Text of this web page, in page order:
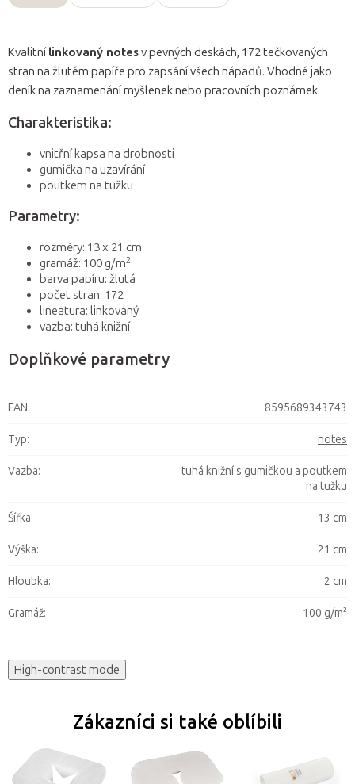
Kvalitní linkovaný notesv pevných deskách, 172 tečkovaných
stran na žlutém papíře pro zapsání všech nápadů. Vhodné jako
deník na zaznamenání myšlenek nebo pracovních poznámek.
Charakteristika:
vnitřní kapsa na drobnosti
gumička na uzavírání
poutkem na tužku
Parametry:
rozměry: 13 x 21 cm
gramáž: 100 g/m2
barva papíru: žlutá
počet stran: 172
lineatura: linkovaný
vazba: tuhá knižní
Doplňkové parametry
EAN: 8595689343743
Typ: notes
Vazba:
tuhá knižní s gumičkou a poutkem
na tužku
Šířka: 13 cm
Výška: 21 cm
Hloubka: 2 cm
Gramáž: 100 g/m²
High-contrast mode
Zákazníci si také oblíbili